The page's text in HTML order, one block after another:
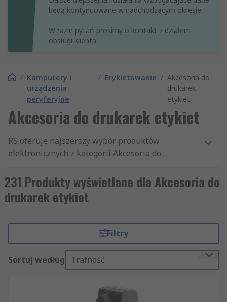
będą kontynuowane w nadchodzącym okresie.
W razie pytań prosimy o kontakt z działem
obsługi klienta.
/ Komputery i
urządzenia
peryferyjne
/ Etykietowanie / Akcesoria do
drukarek
etykiet
Akcesoria do drukarek etykiet
RS oferuje najszerszy wybór produktów
elektronicznych z kategorii Akcesoria do
konkurencyjne ceny, uznane produkty i wysoki
poziom obsługi klienta, który jest głównym
źródłem naszej dobrej reputacji. Nic więc
najlepszych dystrybutorów produktów z kategorii
Akcesoria do drukarek, Drukarki wielofunkcyjne i
Tonery. Nasza strona internetowa jest prosta w
obsłudze. Mogą Państwo zawęzić wyniki
kategorii Akcesoria do drukarek. Mogą Państwo
sortować wyniki wyszukiwania nie tylko według
231 Produkty wyświetlane dla Akcesoria do
drukarek etykiet
Filtry
Sortuj według Trafność